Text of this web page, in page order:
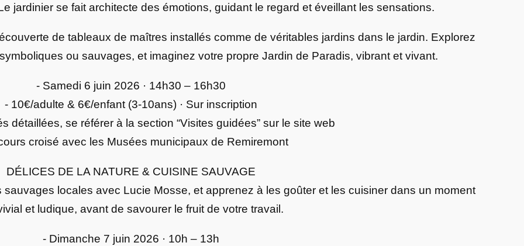
jardinier se fait architecte des émotions, guidant le regard et éveillant les sensations.
de tableaux de maîtres installés comme de véritables jardins dans le jardin. Explorez
ou sauvages, et imaginez votre propre Jardin de Paradis, vibrant et vivant.
- Samedi 6 juin 2026 · 14h30 – 16h30
- 10€/adulte & 6€/enfant (3-10ans) · Sur inscription
détaillées, se référer à la section “Visites guidées” sur le site web
croisé avec les Musées municipaux de Remiremont
DÉLICES DE LA NATURE & CUISINE SAUVAGE
locales avec Lucie Mosse, et apprenez à les goûter et les cuisiner dans un moment
et ludique, avant de savourer le fruit de votre travail.
- Dimanche 7 juin 2026 · 10h – 13h